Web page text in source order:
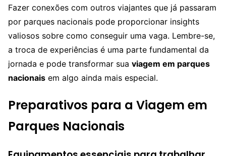
Fazer conexões com outros viajantes que já passaram
por parques nacionais pode proporcionar insights
valiosos sobre como conseguir uma vaga. Lembre-se,
a troca de experiências é uma parte fundamental da
jornada e pode transformar sua viagem em parques
nacionais em algo ainda mais especial.
Preparativos para a Viagem em
Parques Nacionais